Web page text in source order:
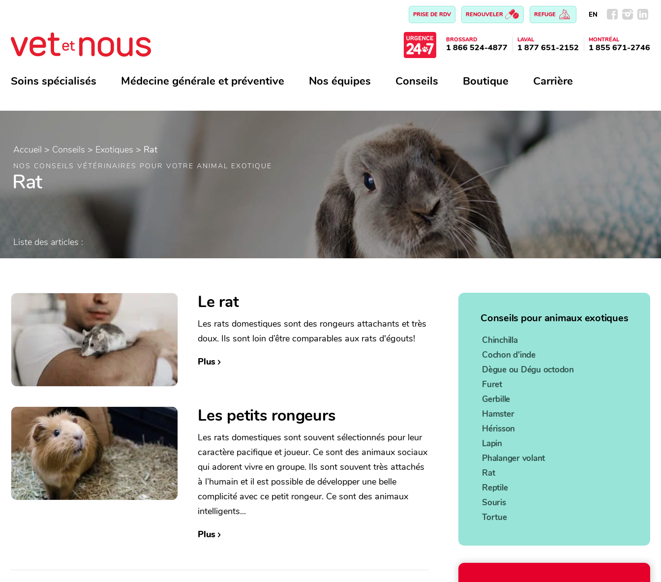
PRISE DE RDV RENOUVELER REFUGE EN
BROSSARD
1 866 524-4877
LAVAL
1 877 651-2152
MONTRÉAL
1 855 671-2746
Soins spécialisés Médecine générale et préventive Nos équipes Conseils Boutique Carrière
Accueil > Conseils > Exotiques > Rat
NOS CONSEILS VÉTÉRINAIRES POUR VOTRE ANIMAL EXOTIQUE
Rat
Liste des articles :
Le rat
Les rats domestiques sont des rongeurs attachants et très
doux. Ils sont loin d’être comparables aux rats d'égouts!
Plus
Les petits rongeurs
Les rats domestiques sont souvent sélectionnés pour leur
caractère pacifique et joueur. Ce sont des animaux sociaux
qui adorent vivre en groupe. Ils sont souvent très attachés
à l’humain et il est possible de développer une belle
complicité avec ce petit rongeur. Ce sont des animaux
intelligents...
Plus
Conseils pour animaux exotiques
Chinchilla
Cochon d'inde
Dègue ou Dégu octodon
Furet
Gerbille
Hamster
Hérisson
Lapin
Phalanger volant
Rat
Reptile
Souris
Tortue